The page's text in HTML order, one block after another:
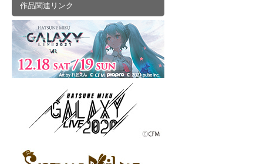
作品関連リンク